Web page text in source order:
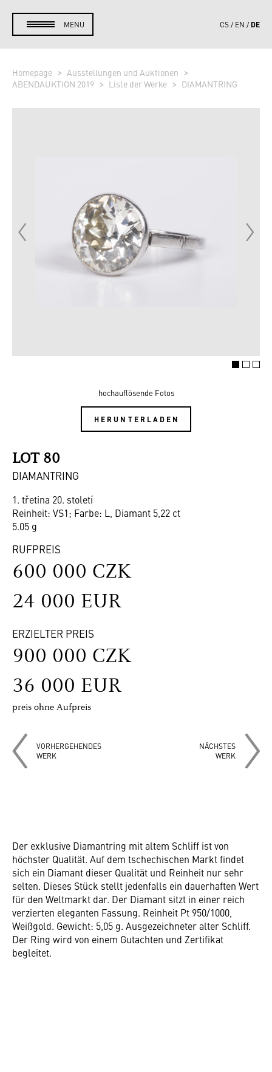
MENU CS EN DE
Homepage
Ausstellungen und Auktionen
ABENDAUKTION 2019
Liste der Werke DIAMANTRING
hochauflösende Fotos
HERUNTERLADEN
LOT 80
DIAMANTRING
1. třetina 20. století
Reinheit: VS1; Farbe: L, Diamant 5,22 ct
5.05 g
RUFPREIS
600 000 CZK
24 000 EUR
ERZIELTER PREIS
900 000 CZK
36 000 EUR
preis ohne Aufpreis
VORHERGEHENDES
WERK
NÄCHSTES
WERK
Der exklusive Diamantring mit altem Schliff ist von
höchster Qualität. Auf dem tschechischen Markt findet
sich ein Diamant dieser Qualität und Reinheit nur sehr
selten. Dieses Stück stellt jedenfalls ein dauerhaften Wert
für den Weltmarkt dar. Der Diamant sitzt in einer reich
verzierten eleganten Fassung. Reinheit Pt 950/1000,
Weißgold. Gewicht: 5,05 g. Ausgezeichneter alter Schliff.
Der Ring wird von einem Gutachten und Zertifikat
begleitet.